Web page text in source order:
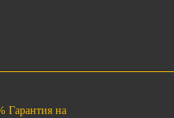
Гарантия на